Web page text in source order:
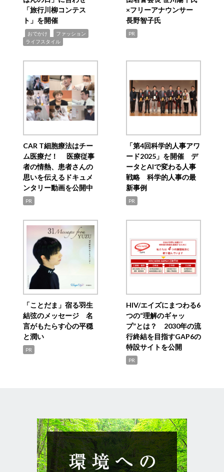
「旅行川柳コンテス
ト」を開催
おでかけ ファッション
ライフスタイル
×フリーアナウンサー
長野智子氏
PR
CAR T細胞療法はチー
ム医療だ！ 医療従事
者の情熱、患者さんの
思いを伝えるドキュメ
ンタリー動画を公開中
PR
「第4回科学的人事アワ
ード2025」を開催 デ
ータとAIで変わる人事
戦略 科学的人事の最
新事例
PR
「ことだま」宿る羽生
結弦のメッセージ 名
言がもたらす心の平穏
と潤い
PR
HIV/エイズにまつわる6
つの“理解のギャッ
プ”とは？ 2030年の流
行終結を目指すGAP6の
特設サイトを公開
PR